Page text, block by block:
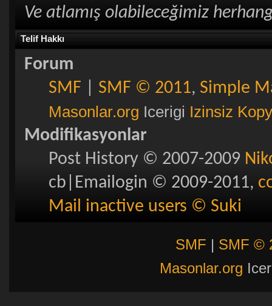
Ve atlamış olabileceğimiz
Telif Hakkı
Forum
SMF
SMF © 2011, Simple
Masonlar.org Icerigi Izinsiz
Modifikasyonlar
Post History © 2007-2009
cb|Emailogin © 2009-2011,
Mail inactive users © Suki
SMF | SMF ©
Masonlar.org